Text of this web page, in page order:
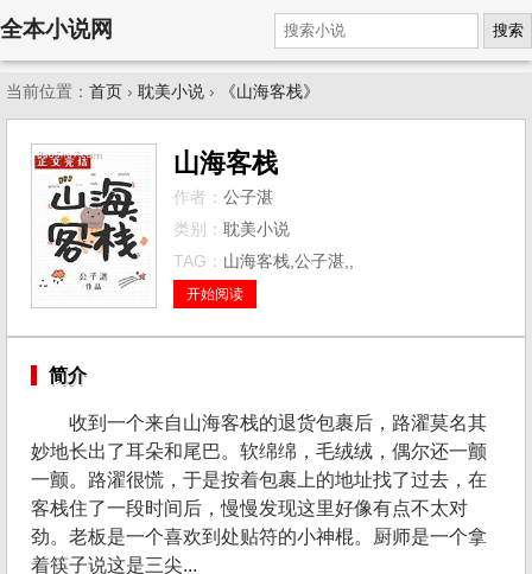
全本小说网 搜索
当前位置： 首页 › 耽美小说 › 《山海客栈》
山海客栈
作者： 公子湛
类别： 耽美小说
TAG： 山海客栈,公子湛,,
开始阅读
简介
收到一个来自山海客栈的退货包裹后，路濯莫名其
妙地长出了耳朵和尾巴。软绵绵，毛绒绒，偶尔还一颤
一颤。路濯很慌，于是按着包裹上的地址找了过去，在
客栈住了一段时间后，慢慢发现这里好像有点不太对
劲。老板是一个喜欢到处贴符的小神棍。厨师是一个拿
着筷子说这是三尖...